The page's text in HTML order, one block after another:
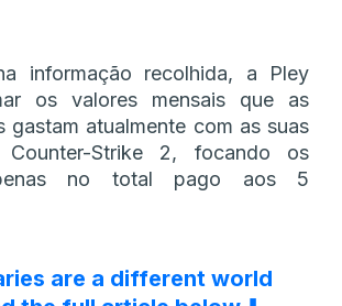
informação recolhida, a Pley
os valores mensais que as
gastam atualmente com as suas
Strike 2, focando os
no total pago aos 5
are a different world